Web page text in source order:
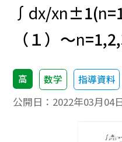
∫ dx/xn±1(n
（１）～n
高 数学 指導資料
公開日： 2022年03月04